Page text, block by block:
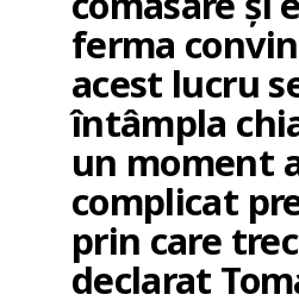
ferma
acest lucru
întâmpla
un moment
complicat
prin care
declarat